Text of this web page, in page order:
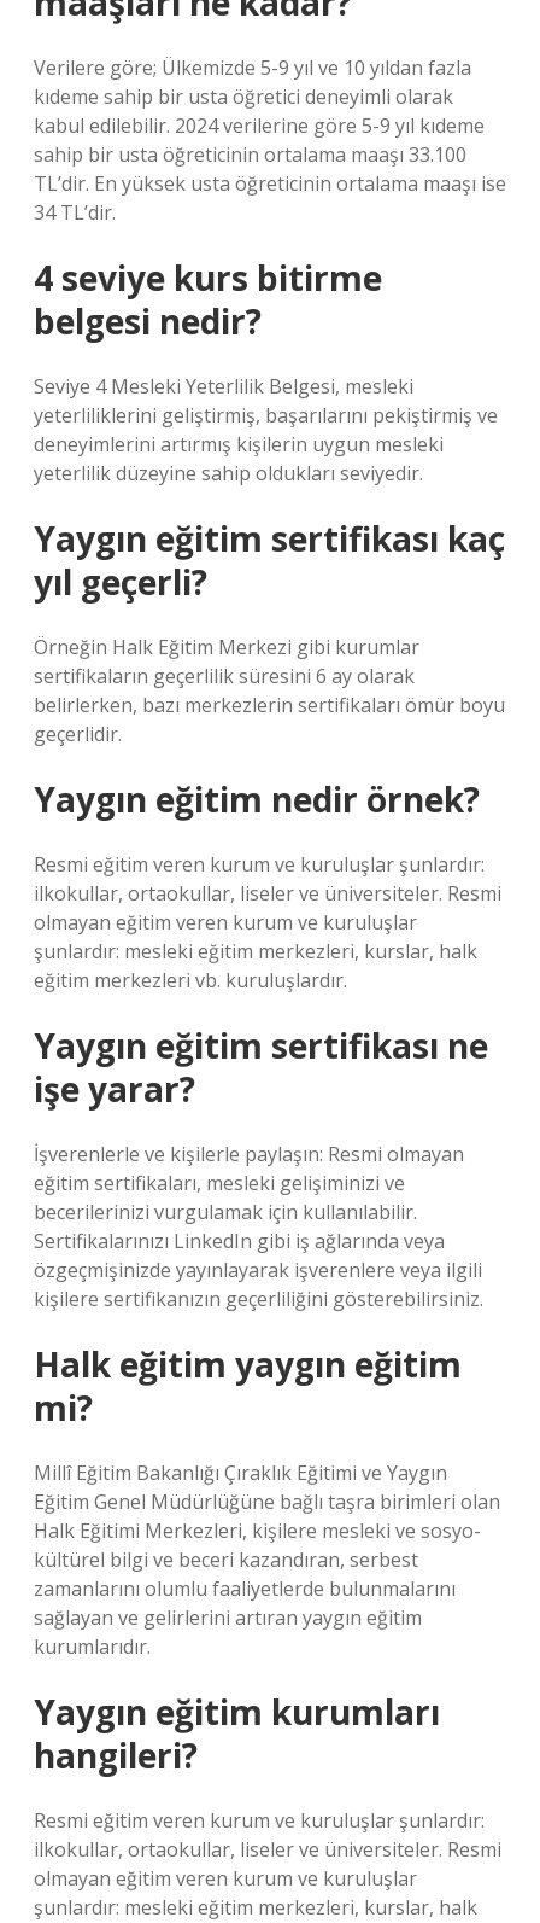
Verilere göre; Ülkemizde 5-9 yıl ve 10 yıldan fazla
kıdeme sahip bir usta öğretici deneyimli olarak
kabul edilebilir. 2024 verilerine göre 5-9 yıl kıdeme
sahip bir usta öğreticinin ortalama maaşı 33.100
TL’dir. En yüksek usta öğreticinin ortalama maaşı ise
34 TL’dir.
4 seviye kurs bitirme
belgesi nedir?
Seviye 4 Mesleki Yeterlilik Belgesi, mesleki
yeterliliklerini geliştirmiş, başarılarını pekiştirmiş ve
deneyimlerini artırmış kişilerin uygun mesleki
yeterlilik düzeyine sahip oldukları seviyedir.
Yaygın eğitim sertifikası kaç
yıl geçerli?
Örneğin Halk Eğitim Merkezi gibi kurumlar
sertifikaların geçerlilik süresini 6 ay olarak
belirlerken, bazı merkezlerin sertifikaları ömür boyu
geçerlidir.
Yaygın eğitim nedir örnek?
Resmi eğitim veren kurum ve kuruluşlar şunlardır:
ilkokullar, ortaokullar, liseler ve üniversiteler. Resmi
olmayan eğitim veren kurum ve kuruluşlar
şunlardır: mesleki eğitim merkezleri, kurslar, halk
eğitim merkezleri vb. kuruluşlardır.
Yaygın eğitim sertifikası ne
işe yarar?
İşverenlerle ve kişilerle paylaşın: Resmi olmayan
eğitim sertifikaları, mesleki gelişiminizi ve
becerilerinizi vurgulamak için kullanılabilir.
Sertifikalarınızı LinkedIn gibi iş ağlarında veya
özgeçmişinizde yayınlayarak işverenlere veya ilgili
kişilere sertifikanızın geçerliliğini gösterebilirsiniz.
Halk eğitim yaygın eğitim
mi?
Millî Eğitim Bakanlığı Çıraklık Eğitimi ve Yaygın
Eğitim Genel Müdürlüğüne bağlı taşra birimleri olan
Halk Eğitimi Merkezleri, kişilere mesleki ve sosyo-
kültürel bilgi ve beceri kazandıran, serbest
zamanlarını olumlu faaliyetlerde bulunmalarını
sağlayan ve gelirlerini artıran yaygın eğitim
kurumlarıdır.
Yaygın eğitim kurumları
hangileri?
Resmi eğitim veren kurum ve kuruluşlar şunlardır:
ilkokullar, ortaokullar, liseler ve üniversiteler. Resmi
olmayan eğitim veren kurum ve kuruluşlar
şunlardır: mesleki eğitim merkezleri, kurslar, halk